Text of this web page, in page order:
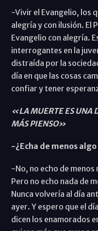
-Vivir el Evangelio, los
alegría y con ilusión. El
Evangelio con alegría.
interrogantes en la
distraída por la
día en que las cosas
confiar y tener
«LA MUERTE ES UNA
MÁS PIENSO»
-¿Echa de menos
-No, no echo de
Pero no echo nada de
Nunca volvería al día
ayer. Y espero que el
dicen los enamorados